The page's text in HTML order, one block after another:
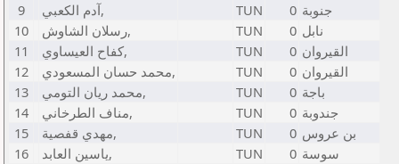
9
آدم الكعبي, TUN 0 جنوبة
10
رسلان الشاوش, TUN 0 نابل
11
كفاح العيساوي, TUN 0 القيروان
12
محمد حسان المسعودي, TUN 0 القيروان
13
محمد ريان التومي, TUN 0 باجة
14
مناف الطرخاني, TUN 0 جندوبة
15
مهدي قفصية, TUN 0 بن عروس
16
ياسين العابد, TUN 0 سوسة